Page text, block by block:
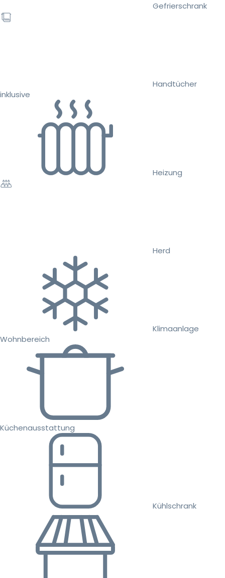
Gefrierschrank
Handtücher
inklusive
Heizung
Herd
Klimaanlage
Wohnbereich
Küchenausstattung
Kühlschrank